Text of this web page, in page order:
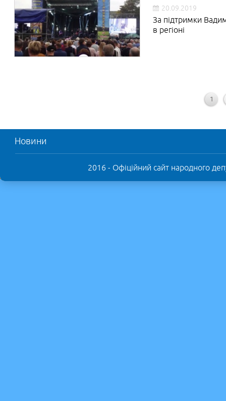
20.09.2019
За підтримки
в регіоні
1
Новини
2016 - Офіційний сайт народного